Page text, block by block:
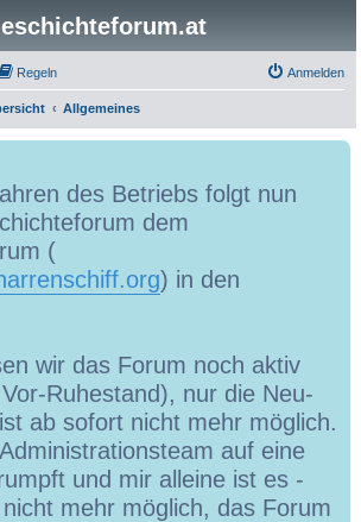
Regeln Anmelden
Allgemeines
des Betriebs folgt nun
dem
(
) in den
wir das Forum noch aktiv
Ruhestand), nur die Neu-
ab sofort nicht mehr möglich.
auf eine
und mir alleine ist es -
mehr möglich, das Forum